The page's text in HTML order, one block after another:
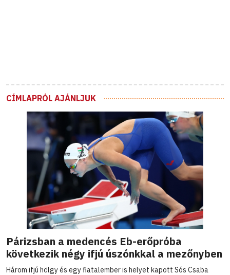
CÍMLAPRÓL AJÁNLJUK
Párizsban a medencés Eb-erőpróba
következik négy ifjú úszónkkal a mezőnyben
Három ifjú hölgy és egy fiatalember is helyet kapott Sós Csaba